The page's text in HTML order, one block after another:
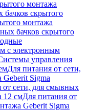
монтажа
бачков скрытого
монтажа
бачков скрытого
с электронным
управления
Для питания от сети,
Sigma
от сети, для смывных
12 смДля питания от
Geberit Sigma